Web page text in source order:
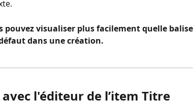
pouvez visualiser plus facilement quelle
dans une création.
l'éditeur de l’item Titre